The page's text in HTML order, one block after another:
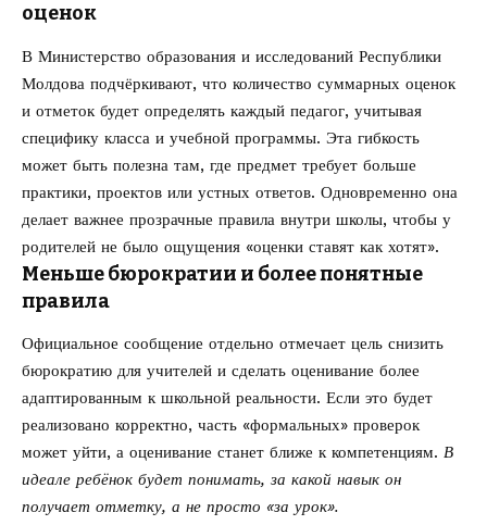
оценок
В Министерство образования и исследований Республики
Молдова подчёркивают, что количество суммарных оценок
и отметок будет определять каждый педагог, учитывая
специфику класса и учебной программы. Эта гибкость
может быть полезна там, где предмет требует больше
практики, проектов или устных ответов. Одновременно она
делает важнее прозрачные правила внутри школы, чтобы у
родителей не было ощущения «оценки ставят как хотят».
Меньше бюрократии и более понятные
правила
Официальное сообщение отдельно отмечает цель снизить
бюрократию для учителей и сделать оценивание более
адаптированным к школьной реальности. Если это будет
реализовано корректно, часть «формальных» проверок
может уйти, а оценивание станет ближе к компетенциям. В
идеале ребёнок будет понимать, за какой навык он
получает отметку, а не просто «за урок».